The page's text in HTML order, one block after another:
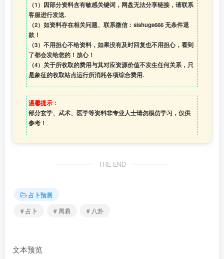
（1）因部分资料含有敏感关键词，网盘无法分享链接，请联系
客服进行发送.
（2）如资料存在相关问题、联系微信：sishuge666 无条件退
款！
（3） 不用担心不给资料，如果没有及时回复也不用担心，看到
了都会发给您的！放心！
（4） 关于所收取的费用与其对应资源价值不发生任何关系，只
是象征的收取站点运行所消耗各项综合费用.
温馨提示：
部分玄学、武术、医学等资料非专业人士请勿模仿学习，仅供
参考！
THE END
占卜预测
# 占卜
# 周易 # 八卦
文本预览